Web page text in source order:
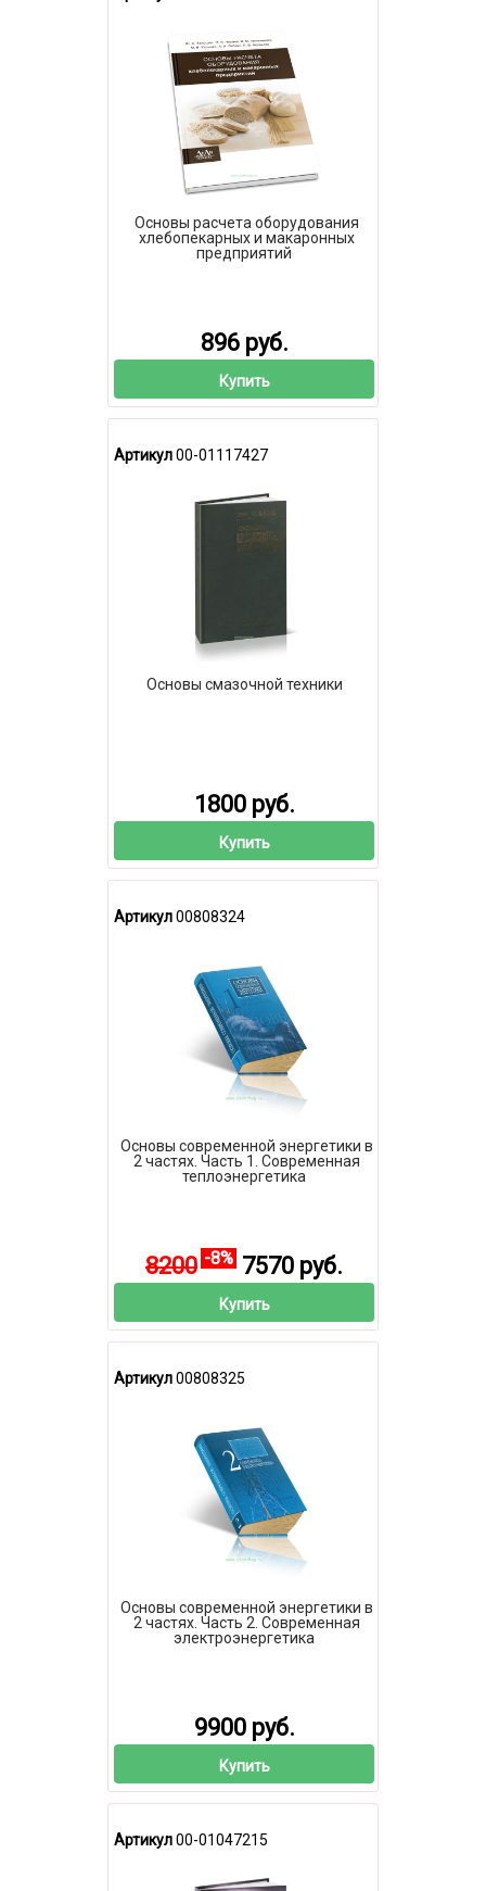
Основы расчета оборудования
хлебопекарных и макаронных
предприятий
896 руб.
Купить
Артикул00-01117427
Основы смазочной техники
1800 руб.
Купить
Артикул00808324
Основы современной энергетики в
2 частях. Часть 1. Современная
теплоэнергетика
8200 -8% 7570 руб.
Купить
Артикул00808325
Основы современной энергетики в
2 частях. Часть 2. Современная
электроэнергетика
9900 руб.
Купить
Артикул00-01047215